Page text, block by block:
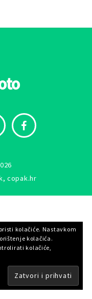
copak.hr
kolačiće. Nastavkom
kolačića.
kolačiće,